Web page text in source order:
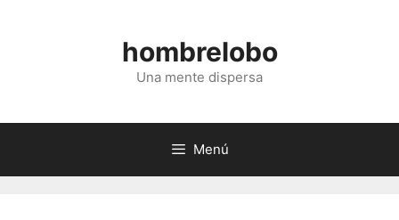
hombrelobo
Una mente dispersa
Menú